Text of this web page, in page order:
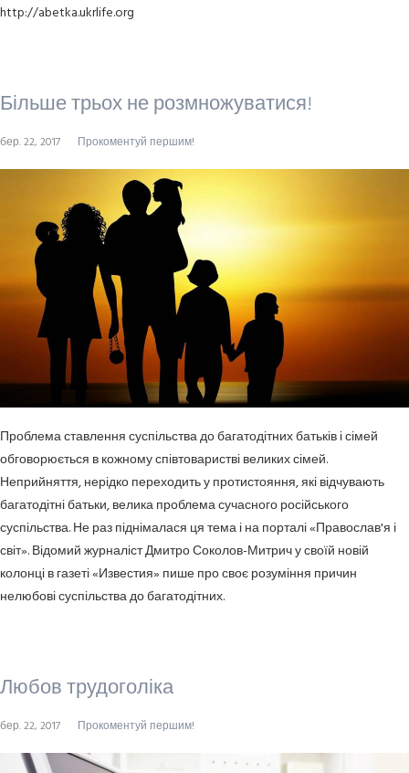
http://abetka.ukrlife.org
Більше трьох не розмножуватися!
бер. 22, 2017 Прокоментуй першим!
Проблема ставлення суспільства до багатодітних батьків і сімей
обговорюється в кожному співтоваристві великих сімей.
Неприйняття, нерідко переходить у протистояння, які відчувають
багатодітні батьки, велика проблема сучасного російського
суспільства. Не раз піднімалася ця тема і на порталі «Православ'я і
світ». Відомий журналіст Дмитро Соколов-Митрич у своїй новій
колонці в газеті «Известия» пише про своє розуміння причин
нелюбові суспільства до багатодітних.
Любов трудоголіка
бер. 22, 2017 Прокоментуй першим!